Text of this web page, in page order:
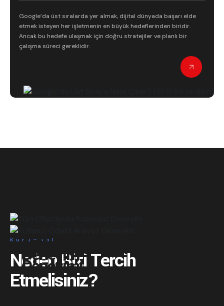
Google’da üst sıralarda yer almak, dijital dünyada başarı elde
etmek isteyen her işletmenin en büyük hedeflerinden biridir.
Ancak bu hedefe ulaşmak için doğru stratejiler ve planlı bir
çalışma süreci gereklidir.
Tüm Cihazlarda Kusursuz
Deneyim
Kullanıcı Odaklı Arayüz
Deneyimi
Kurumsal
Neden Bizi Tercih
Etmelisiniz?